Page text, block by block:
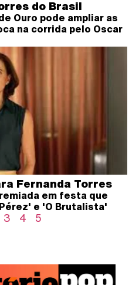
do Brasil
Ouro pode ampliar as
na corrida pelo Oscar
Fernanda Torres
em festa que
e 'O Brutalista'
3 4 5